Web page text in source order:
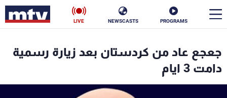
PROGRAMS
NEWSCASTS
LIVE
جعجع عاد من كردستان بعد زيارة رسمية
دامت 3 ايام
الأخبار
ناس